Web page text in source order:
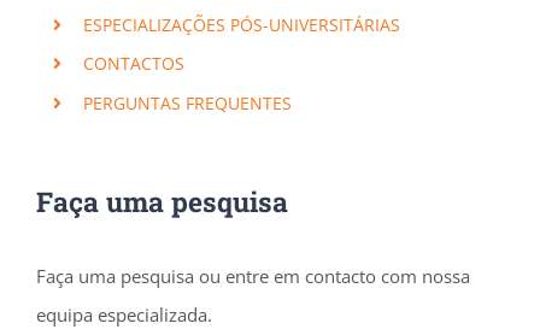
ESPECIALIZAÇÕES PÓS-UNIVERSITÁRIAS
CONTACTOS
PERGUNTAS FREQUENTES
Faça uma pesquisa
Faça uma pesquisa ou entre em contacto com nossa
equipa especializada.